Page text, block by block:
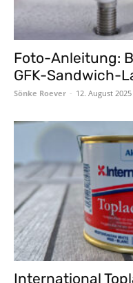
Foto-Anleitung:
GFK-Sandwich-
Sönke Roever - 12. August 2025
International